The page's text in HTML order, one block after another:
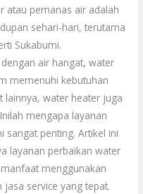
atau pemanas air adalah
sehari-hari, terutama
Sukabumi.
air hangat, water
memenuhi kebutuhan
lainnya, water heater juga
mengapa layanan
sangat penting. Artikel ini
layanan perbaikan water
menggunakan
service yang tepat.